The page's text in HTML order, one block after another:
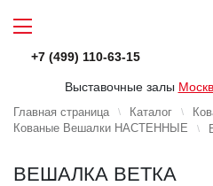
+7 (499) 110-63-15
Выставочные залы
Главная страница Каталог
Кованые Вешалки НАСТЕННЫЕ
ВЕШАЛКА ВЕТКА